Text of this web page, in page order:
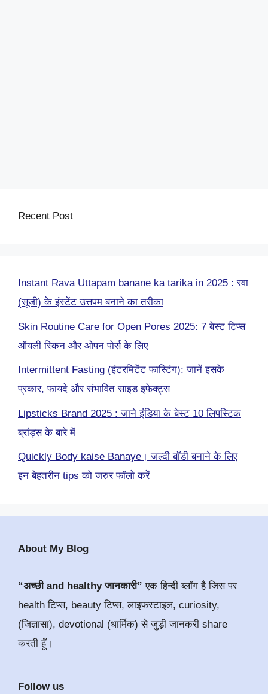
Recent Post
Instant Rava Uttapam banane ka tarika in 2025 : रवा
(सूजी) के इंस्टेंट उत्तपम बनाने का तरीका
Skin Routine Care for Open Pores 2025: 7 बेस्ट टिप्स
ऑयली स्किन और ओपन पोर्स के लिए
Intermittent Fasting (इंटरमिटेंट फास्टिंग): जानें इसके
प्रकार, फायदे और संभावित साइड इफेक्ट्स
Lipsticks Brand 2025 : जाने इंडिया के बेस्ट 10 लिपस्टिक
ब्रांड्स के बारे में
Quickly Body kaise Banaye। जल्दी बॉडी बनाने के लिए
इन बेहतरीन tips को जरुर फॉलो करें
About My Blog
“अच्छी and healthy जानकारी” एक हिन्दी ब्लॉग है जिस पर
health टिप्स, beauty टिप्स, लाइफस्टाइल, curiosity,
(जिज्ञासा), devotional (धार्मिक) से जुड़ी जानकरी share
करती हूँ।
Follow us